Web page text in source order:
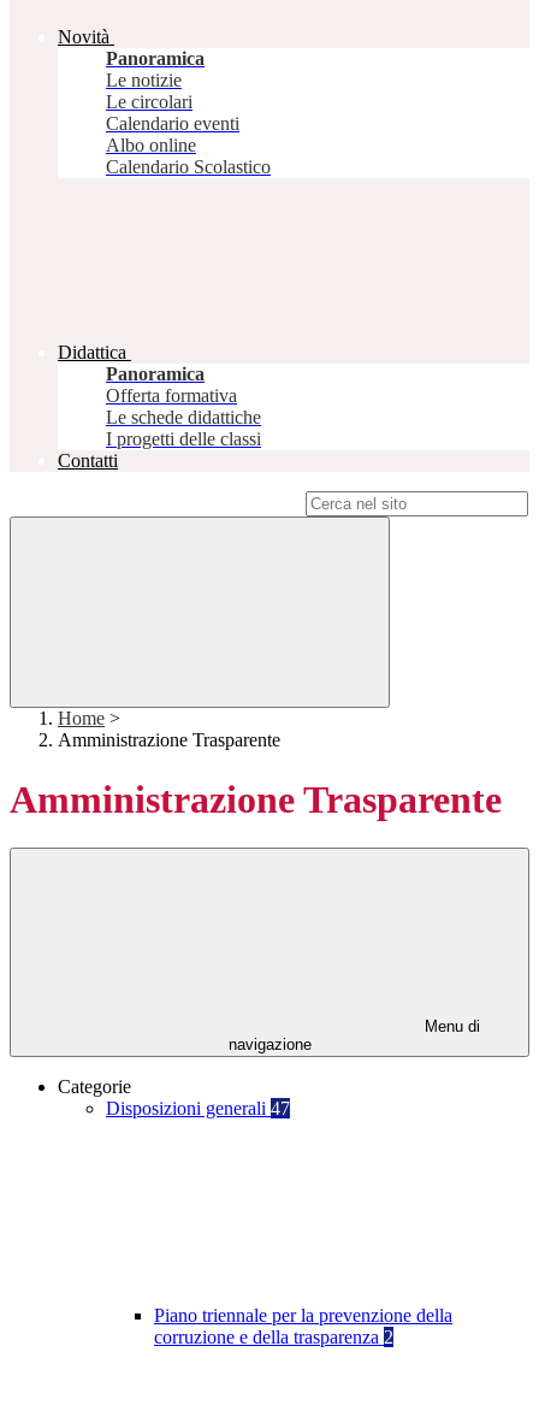
Novità
Panoramica
Le notizie
Le circolari
Calendario eventi
Albo online
Calendario Scolastico
Didattica
Panoramica
Offerta formativa
Le schede didattiche
I progetti delle classi
Contatti
Home >
Amministrazione Trasparente
Amministrazione Trasparente
Menu di
navigazione
Categorie
Disposizioni generali 47
Piano triennale per la prevenzione della
corruzione e della trasparenza 2